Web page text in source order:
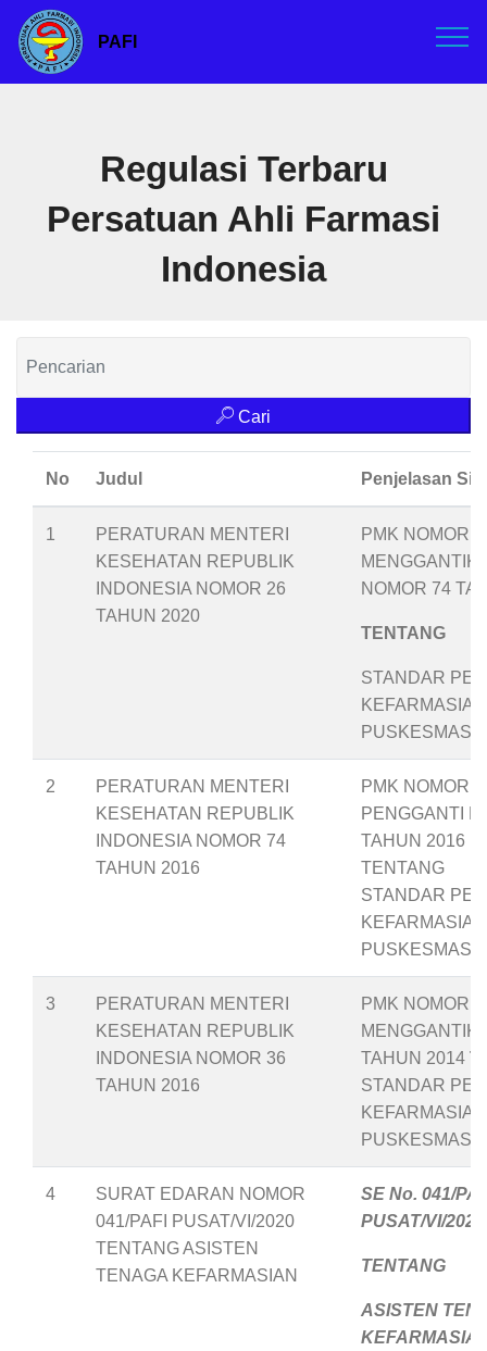
PAFI
Regulasi Terbaru
Persatuan Ahli Farmasi
Indonesia
Cari
No Judul Penjelasan
1
PERATURAN MENTERI
KESEHATAN REPUBLIK
INDONESIA NOMOR 26
TAHUN 2020
PMK NOMOR
NOMOR 74
TENTANG
STANDAR
PUSKESMAS
2
PERATURAN MENTERI
KESEHATAN REPUBLIK
INDONESIA NOMOR 74
TAHUN 2016
PMK NOMOR
PENGGANTI
TAHUN 2016
TENTANG
STANDAR
PUSKESMAS
3
PERATURAN MENTERI
KESEHATAN REPUBLIK
INDONESIA NOMOR 36
TAHUN 2016
PMK NOMOR
TAHUN 2014
STANDAR
PUSKESMAS
4
SURAT EDARAN NOMOR
041/PAFI PUSAT/VI/2020
TENTANG ASISTEN
TENAGA KEFARMASIAN
SE No. 041/
PUSAT/VI/2020
TENTANG
ASISTEN